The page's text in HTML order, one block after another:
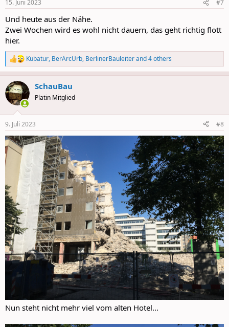
s
15. Juni 2023 #7
Und heute aus der Nähe.
Zwei Wochen wird es wohl nicht dauern, das geht richtig flott
hier.
R
e
a
c
t
i
s
:
Kubatur, BerArcUrb, BerlinerBauleiterand 4 others
SchauBau
Platin Mitglied
9. Juli 2023 #8
Nun steht nicht mehr viel vom alten Hotel...